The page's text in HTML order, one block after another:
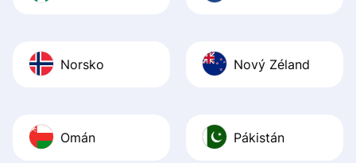
Norsko Nový Zéland
Omán Pákistán